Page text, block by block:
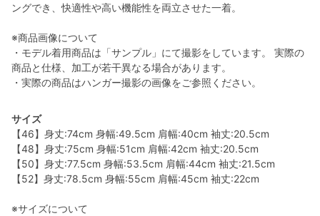
ングでき、快適性や高い機能性を両立させた一着。
※商品画像について
・モデル着用商品は「サンプル」にて撮影をしています。 実際の
商品と仕様、加工が若干異なる場合があります。
・実際の商品はハンガー撮影の画像をご参照ください。
サイズ
【46】身丈:74cm 身幅:49.5cm 肩幅:40cm 袖丈:20.5cm
【48】身丈:75cm 身幅:51cm 肩幅:42cm 袖丈:20.5cm
【50】身丈:77.5cm 身幅:53.5cm 肩幅:44cm 袖丈:21.5cm
【52】身丈:78.5cm 身幅:55cm 肩幅:45cm 袖丈:22cm
※サイズについて